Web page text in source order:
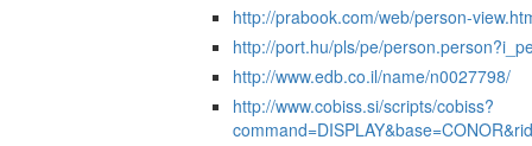
http://prabook.com/web/person-
http://port.hu/pls/pe/
http://www.edb.co.il/name/n0027798/
http://www.cobiss.si/scripts/cobiss?